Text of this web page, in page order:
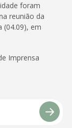
foram
reunião da
(04.09), em
Imprensa